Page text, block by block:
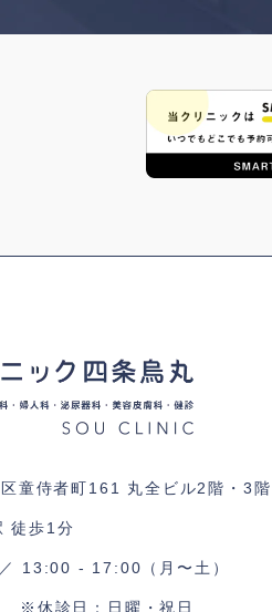
童侍者町161 丸全ビル2階・3階
徒歩1分
13:00 - 17:00（月〜土）
※休診日：日曜・祝日